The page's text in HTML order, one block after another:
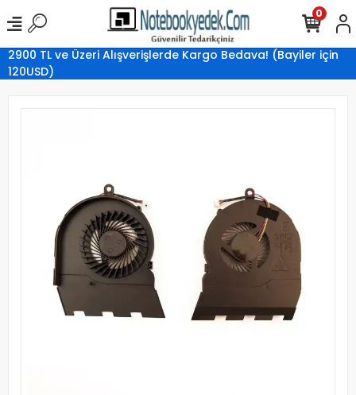
2900 TL ve Üzeri Alışverişlerde Kargo Bedava! (Bayiler için
120USD)
0